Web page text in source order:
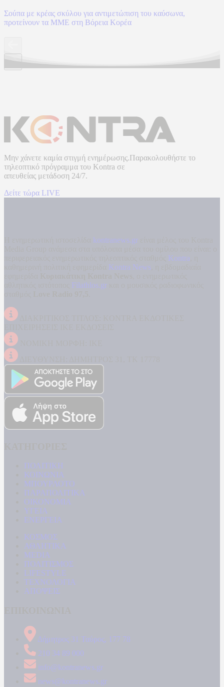
Σούπα με κρέας σκύλου για αντιμετώπιση του καύσωνα,
προτείνουν τα ΜΜΕ στη Βόρεια Κορέα
Μην χάνετε καμία στιγμή ενημέρωσης.Παρακολουθήστε το
τηλεοπτικό πρόγραμμα του Kontra σε
απευθείας μετάδοση 24/7.
Δείτε τώρα LIVE
kontranews.gr
Kontra
Kontra News
Filathlos.gr
ΠΟΛΙΤΙΚΗ
ΚΟΙΝΩΝΙΑ
ΜΠΟΥΡΛΟΤΟ
ΠΑΡΑΠΟΛΙΤΙΚΑ
ΟΙΚΟΝΟΜΙΑ
ΥΓΕΙΑ
ΕΝΕΡΓΕΙΑ
ΚΟΣΜΟΣ
ΑΘΛΗΤΙΚΑ
MEDIA
ΠΟΛΙΤΙΣΜΟΣ
LIFESTYLE
ΤΕΧΝΟΛΟΓΙΑ
ΑΠΟΨΕΙΣ
Δήμητρος 31 Ταύρος, 177 78
210 34 89 000
info@kontranews.gr
news@kontranews.gr